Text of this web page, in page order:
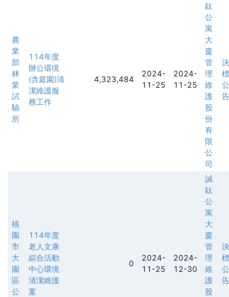
農
業
部
林
業
試
驗
所
114年度
辦公環境
(含庭園)清
潔維護服
務工作
4,323,484
2024-
11-25
2024-
11-25
鈦
公
寓
大
廈
管
理
維
護
股
份
有
限
公
司
決
標
公
告
桃
園
市
大
園
區
公
114年度
老人文康
綜合活動
中心環境
清潔維護
案
0
2024-
11-25
2024-
12-30
誠
鈦
公
寓
大
廈
管
理
維
護
股
決
標
公
告